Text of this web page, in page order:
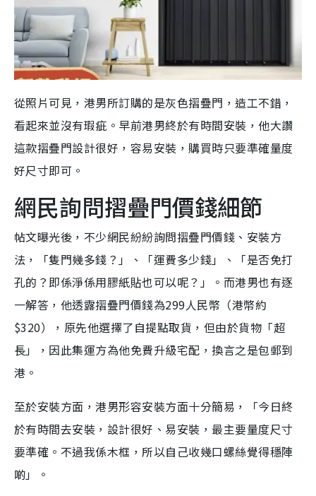
從照片可見，港男所訂購的是灰色摺疊門，造工不錯，
看起來並沒有瑕疵。早前港男終於有時間安裝，他大讚
這款摺疊門設計很好，容易安裝，購買時只要準確量度
好尺寸即可。
網民詢問摺疊門價錢細節
帖文曝光後，不少網民紛紛詢問摺疊門價錢、安裝方
法，「隻門幾多錢？」、「運費多少錢」、「是否免打
孔的？即係淨係用膠紙貼也可以呢？」。而港男也有逐
一解答，他透露摺疊門價錢為299人民幣（港幣約
$320），原先他選擇了自提點取貨，但由於貨物「超
長」，因此集運方為他免費升級宅配，換言之是包郵到
港。
至於安裝方面，港男形容安裝方面十分簡易，「今日終
於有時間去安裝，設計很好、易安裝，最主要量度尺寸
要準確。不過我係木框，所以自己收幾口螺絲覺得穩陣
啲」。